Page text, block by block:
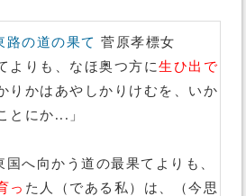
路の道の果て 菅原孝標女
よりも、なほ奥つ方に生ひ出で
りかはあやしかりけむを、いか
とにか...」
国へ向かう道の最果てよりも、
っ た人（である私）は、（今思